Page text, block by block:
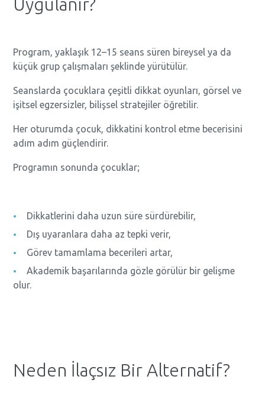
Uygulanır?
Program, yaklaşık 12–15 seans süren bireysel ya da
küçük grup çalışmaları şeklinde yürütülür.
Seanslarda çocuklara çeşitli dikkat oyunları, görsel ve
işitsel egzersizler, bilişsel stratejiler öğretilir.
Her oturumda çocuk, dikkatini kontrol etme becerisini
adım adım güçlendirir.
Programın sonunda çocuklar;
Dikkatlerini daha uzun süre sürdürebilir,
Dış uyaranlara daha az tepki verir,
Görev tamamlama becerileri artar,
Akademik başarılarında gözle görülür bir gelişme
olur.
Neden İlaçsız Bir Alternatif?